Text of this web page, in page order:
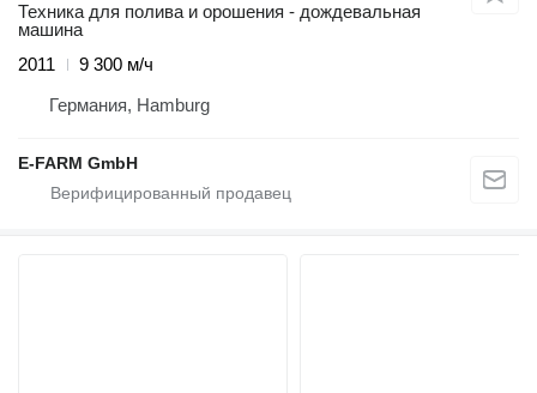
Техника для полива и орошения - дождевальная
машина
2011
9 300 м/ч
Германия, Hamburg
E-FARM GmbH